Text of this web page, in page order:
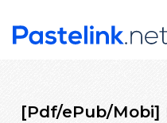
[Pdf/ePub/Mobi]